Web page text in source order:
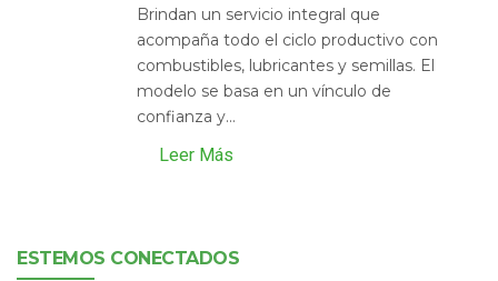
Brindan un servicio integral que
acompaña todo el ciclo productivo con
combustibles, lubricantes y semillas. El
modelo se basa en un vínculo de
confianza y...
Leer Más
ESTEMOS CONECTADOS